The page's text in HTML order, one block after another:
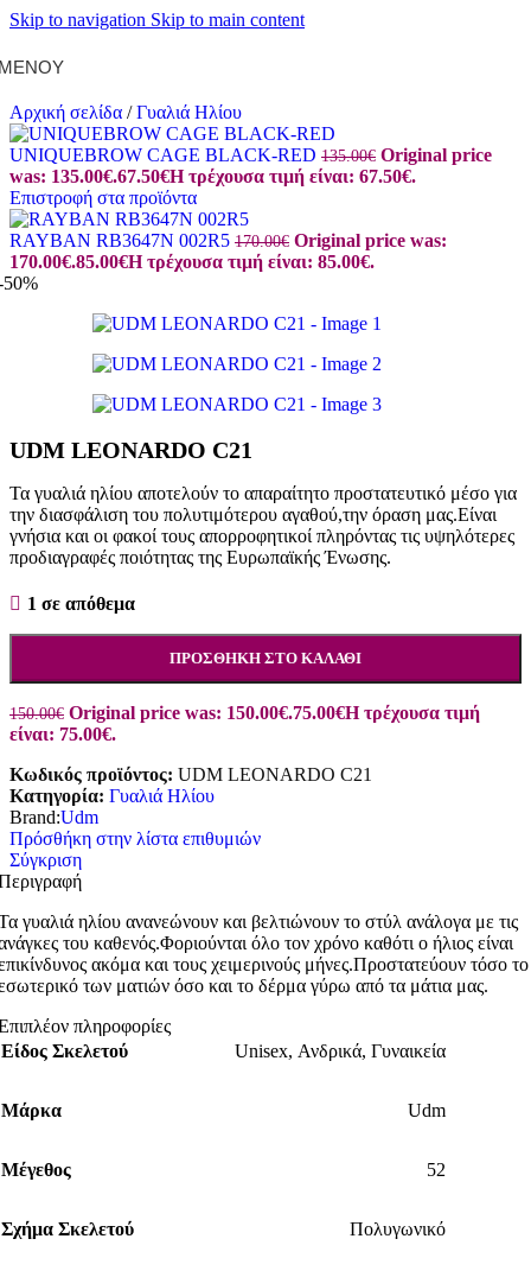
Skip to navigation Skip to main content
Αρχική σελίδα / Γυαλιά Ηλίου
UNIQUEBROW CAGE BLACK-RED 135.00€ Original price
was: 135.00€.67.50€Η τρέχουσα τιμή είναι: 67.50€.
Επιστροφή στα προϊόντα
RAYBAN RB3647N 002R5 170.00€ Original price was:
170.00€.85.00€Η τρέχουσα τιμή είναι: 85.00€.
50%
UDM LEONARDO C21
Τα γυαλιά ηλίου αποτελούν το απαραίτητο προστατευτικό μέσο για
την διασφάλιση του πολυτιμότερου αγαθού,την όραση μας.Είναι
γνήσια και οι φακοί τους απορροφητικοί πληρόντας τις υψηλότερες
προδιαγραφές ποιότητας της Ευρωπαϊκής Ένωσης.
1 σε απόθεμα
ΠΡΟΣΘΉΚΗ ΣΤΟ ΚΑΛΆΘΙ
150.00€ Original price was: 150.00€.75.00€Η τρέχουσα τιμή
είναι: 75.00€.
Κωδικός προϊόντος: UDM LEONARDO C21
Κατηγορία: Γυαλιά Ηλίου
Brand:Udm
Πρόσθήκη στην λίστα επιθυμιών
Σύγκριση
γυαλιά ηλίου ανανεώνουν και βελτιώνουν το στύλ ανάλογα με τις
του καθενός.Φοριούνται όλο τον χρόνο καθότι ο ήλιος είναι
ακόμα και τους χειμερινούς μήνες.Προστατεύουν τόσο το
των ματιών όσο και το δέρμα γύρω από τα μάτια μας.
πληροφορίες
Είδος Σκελετού
Unisex, Ανδρικά, Γυναικεία
Μάρκα Udm
Μέγεθος 52
Σχήμα Σκελετού Πολυγωνικό